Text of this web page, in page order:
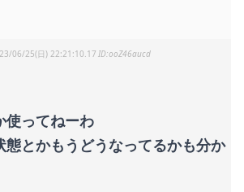
06/25(日) 22:21:10.17 ooZ46aucd
使ってねーわ
態とかもうどうなってるかも分か